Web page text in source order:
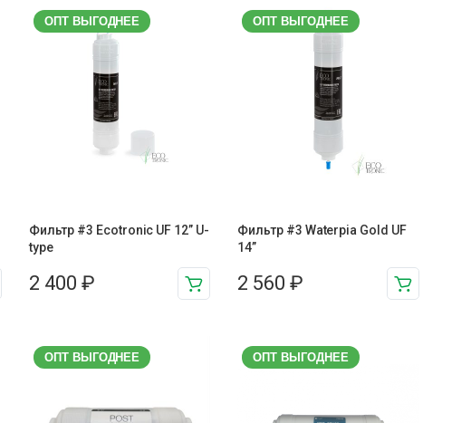
ОПТ ВЫГОДНЕЕ
Фильтр #3 Ecotronic UF 12” U-
type
2 400 ₽
ОПТ ВЫГОДНЕЕ
Фильтр #3 Waterpia Gold UF
14”
2 560₽
ОПТ ВЫГОДНЕЕ ОПТ ВЫГОДНЕЕ